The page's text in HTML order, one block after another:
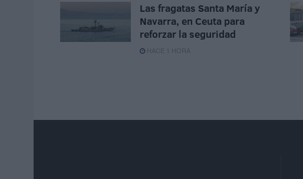
Las fragatas Santa María y
Navarra, en Ceuta para
reforzar la seguridad
HACE 1 HORA